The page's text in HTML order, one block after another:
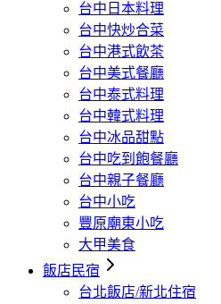
台中日本料理
台中快炒合菜
台中港式飲茶
台中美式餐廳
台中泰式料理
台中韓式料理
台中冰品甜點
台中吃到飽餐廳
台中親子餐廳
台中小吃
豐原廟東小吃
大甲美食
飯店民宿
台北飯店/新北住宿